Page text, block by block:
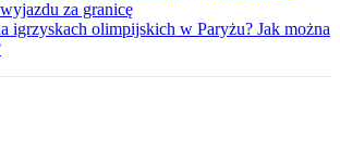
za granicę
igrzyskach olimpijskich w Paryżu? Jak można